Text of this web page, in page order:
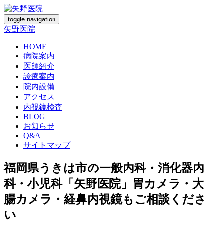
toggle navigation
矢野医院
HOME
病院案内
医師紹介
診療案内
院内設備
アクセス
内視鏡検査
BLOG
お知らせ
Q&A
サイトマップ
福岡県うきは市の一般内科・消化器内
科・小児科「矢野医院」胃カメラ・大
腸カメラ・経鼻内視鏡もご相談くださ
い